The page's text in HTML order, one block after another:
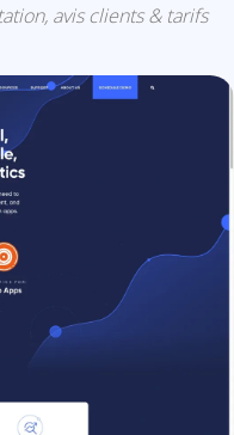
avis clients & tarifs